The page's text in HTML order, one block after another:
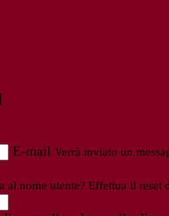
E-mail Verrà inviato un
al nome utente? Effettua il reset